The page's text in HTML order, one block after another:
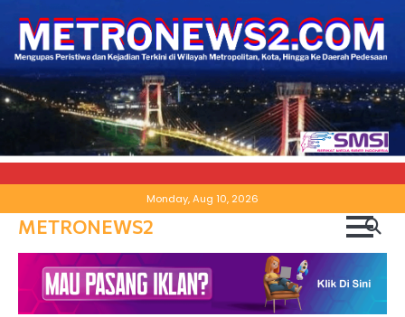
to
content
Monday, Aug 10, 2026
METRONEWS2